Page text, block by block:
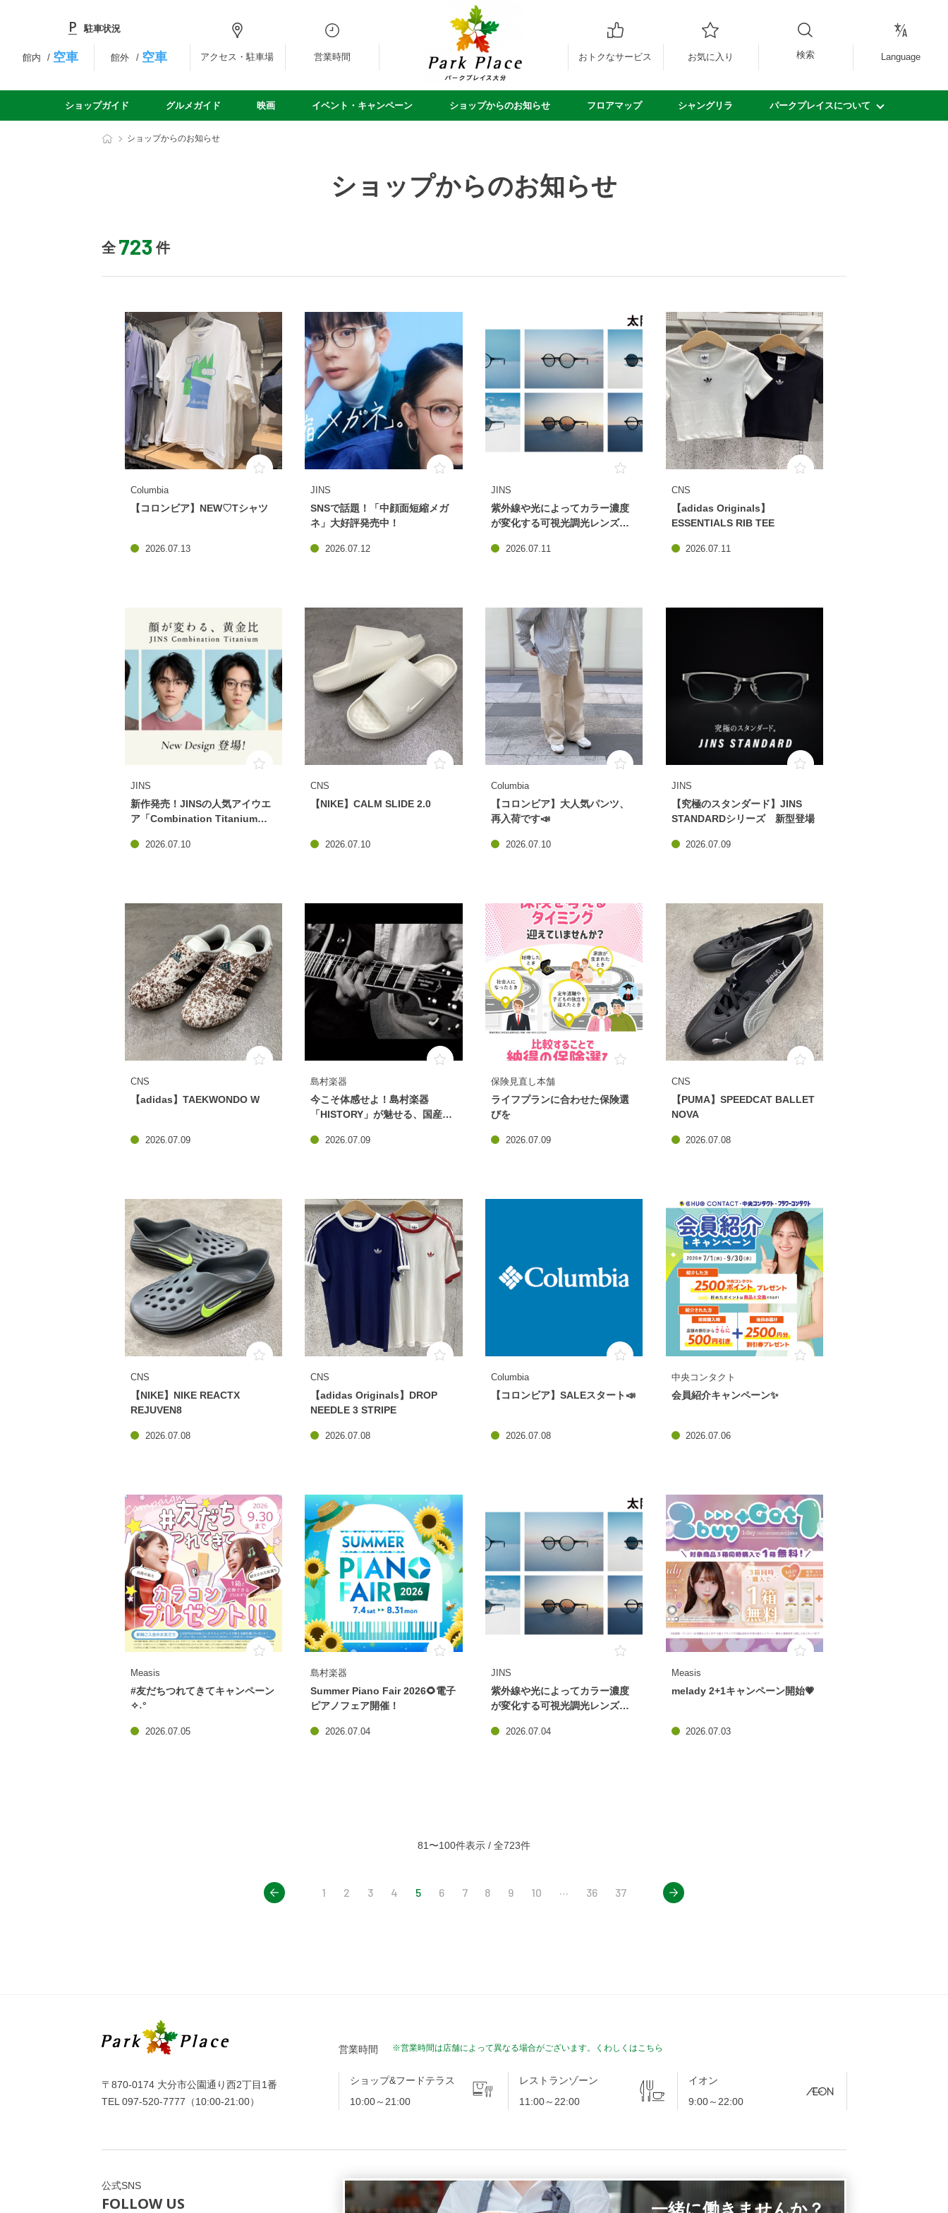
駐車状況
館内 空車 館外 空車 アクセス・駐車場 営業時間 おトクなサービス お気に入り 検索 Language
ショップガイド グルメガイド 映画 イベント・キャンペーン ショップからのお知らせ フロアマップ シャングリラ パークプレイスについて
ショップからのお知らせ
ショップからのお知らせ
全 723 件
Columbia
【コロンビア】NEW♡Tシャツ
2026.07.13
JINS
SNSで話題！「中顔面短縮メガ
ネ」大好評発売中！
2026.07.12
JINS
紫外線や光によってカラー濃度
が変化する可視光調光レンズ
2026.07.11
CNS
【adidas Originals】
ESSENTIALS RIB TEE
2026.07.11
JINS
新作発売！JINSの人気アイウエ
ア「Combination Titanium」
2026.07.10
CNS
【NIKE】CALM SLIDE 2.0
2026.07.10
Columbia
【コロンビア】大人気パンツ、
再入荷です📣
2026.07.10
JINS
【究極のスタンダード】JINS
STANDARDシリーズ 新型登場
2026.07.09
CNS
【adidas】TAEKWONDO W
2026.07.09
島村楽器
今こそ体感せよ！島村楽器
「HISTORY」が魅せる、国産ギ
2026.07.09
保険見直し本舗
ライフプランに合わせた保険選
びを
2026.07.09
CNS
【PUMA】SPEEDCAT BALLET
NOVA
2026.07.08
CNS
【NIKE】NIKE REACTX
REJUVEN8
2026.07.08
CNS
【adidas Originals】DROP
NEEDLE 3 STRIPE
2026.07.08
Columbia
【コロンビア】SALEスタート📣
2026.07.08
中央コンタクト
会員紹介キャンペーン✨
2026.07.06
Measis
#友だちつれてきてキャンペーン
✧˖°
2026.07.05
島村楽器
Summer Piano Fair 2026🌻電子
ピアノフェア開催！
2026.07.04
JINS
紫外線や光によってカラー濃度
が変化する可視光調光レンズ
2026.07.04
Measis
melady 2+1キャンペーン開始💗
2026.07.03
81〜100件表示 / 全723件
prev 1 2 3 4 5 6 7 8 9 10 … 36 37 next
〒870-0174 大分市公園通り西2丁目1番
TEL 097-520-7777 （10:00-21:00）
営業時間 ※営業時間は店舗によって異なる場合がございます。くわしくはこちら
ショップ&フードテラス
10:00～21:00
レストランゾーン
11:00～22:00
イオン
9:00～22:00
公式SNS
FOLLOW US